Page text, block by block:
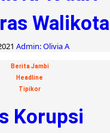
Walikota
Admin: Olivia A
Berita Jambi
Headline
Tipikor
Korupsi